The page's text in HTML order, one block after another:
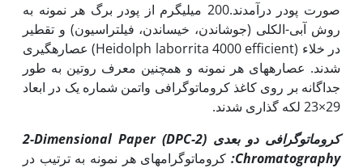
صورت پودر درآمدند.200 میلی­گرم از پودر برگ هر نمونه به
روش آبی-الکلی (جوشاندن، خیساندن، فیلتراسیون) و تقطیر
در خلاء (Heidolph laborrita 4000 efficient) عصاره­گیری
شدند. عصاره­های هر نمونه و همچنین معرف روتین به طور
جداگانه بر روی کاغذ کروماتوگرافی واتمن شماره یک در ابعاد
29×23 لکه گذاری شدند.
کروماتوگرافی دو بعدی (2-DPC
)
2-Dimensional Paper
Chromatography
: کروماتوگرام­های هر نمونه به ترتیب در